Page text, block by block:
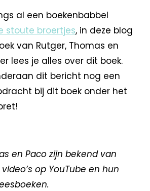
al een boekenbabbel
stoute broertjes, in deze blog
van Rutger, Thomas en
lees je alles over dit boek.
dit bericht nog een
bij dit boek onder het
en Paco zijn bekend van
op YouTube en hun